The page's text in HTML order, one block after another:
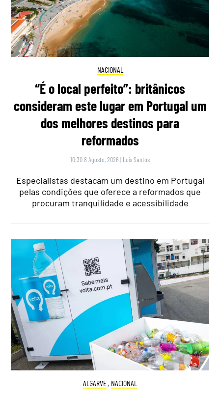
NACIONAL
“É o local perfeito”: britânicos
consideram este lugar em Portugal um
dos melhores destinos para
reformados
10:30 8 Agosto, 2026 | Luís Santos
Especialistas destacam um destino em Portugal
pelas condições que oferece a reformados que
procuram tranquilidade e acessibilidade
ALGARVE, NACIONAL